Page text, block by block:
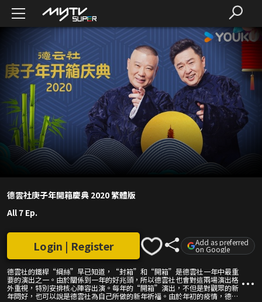
德雲社庚子年開箱慶典 2020 繁體版
All 7 Ep.
德雲社的鐵桿“綱絲”早已知道，“封箱”和“開箱”是德雲社一年中最重
要的演出之一。由於關係到一年的好兆頭，所以德雲社也會對這兩場演出格
外重視，特別安排核心陣容出演。每年的“開箱”演出，不但是對觀眾的新
年問好，也可以說是德雲社為自己所做的新年祈福。由於年初的疫情，德雲
Login | Register Add as preferred
on Google